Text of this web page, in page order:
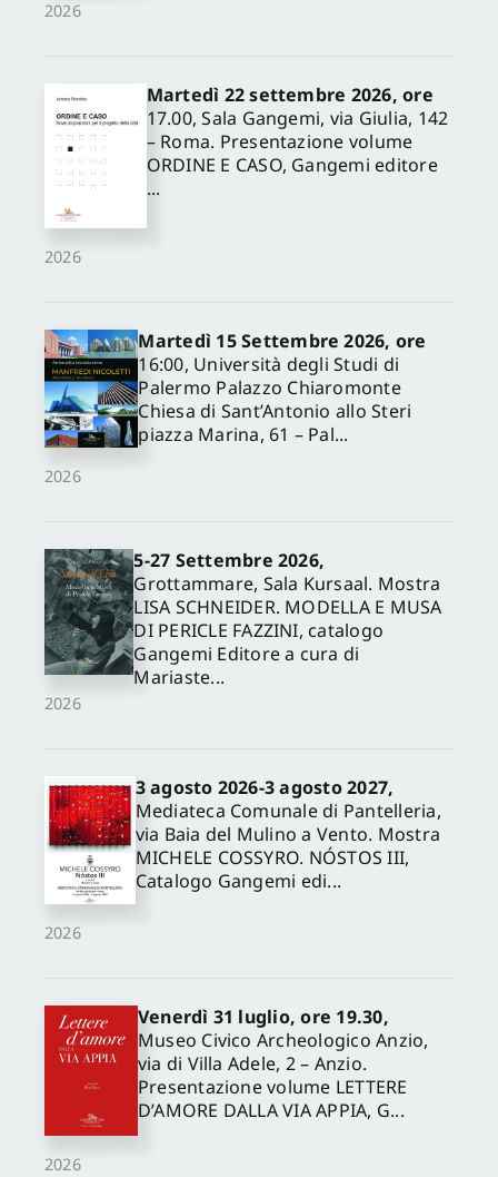
2026
2026
Martedì 22 settembre 2026, ore
17.00, Sala Gangemi, via Giulia, 142
– Roma. Presentazione volume
ORDINE E CASO, Gangemi editore
...
2026
Martedì 15 Settembre 2026, ore
16:00, Università degli Studi di
Palermo Palazzo Chiaromonte
Chiesa di Sant’Antonio allo Steri
piazza Marina, 61 – Pal...
2026
5-27 Settembre 2026,
Grottammare, Sala Kursaal. Mostra
LISA SCHNEIDER. MODELLA E MUSA
DI PERICLE FAZZINI, catalogo
Gangemi Editore a cura di
Mariaste...
2026
3 agosto 2026-3 agosto 2027,
Mediateca Comunale di Pantelleria,
via Baia del Mulino a Vento. Mostra
MICHELE COSSYRO. NÓSTOS III,
Catalogo Gangemi edi...
2026
Venerdì 31 luglio, ore 19.30,
Museo Civico Archeologico Anzio,
via di Villa Adele, 2 – Anzio.
Presentazione volume LETTERE
D’AMORE DALLA VIA APPIA, G...